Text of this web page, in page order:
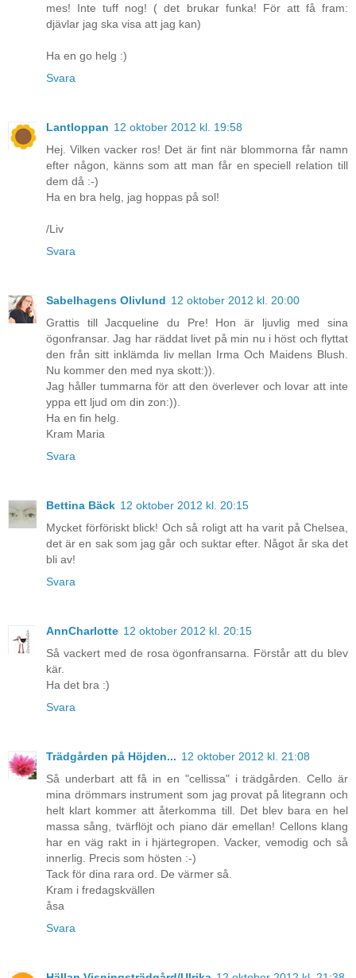
mes! Inte tuff nog! ( det brukar funka! För att få fram:
djävlar jag ska visa att jag kan)
Ha en go helg :)
Svara
Lantloppan 12 oktober 2012 kl. 19:58
Hej. Vilken vacker ros! Det är fint när blommorna får namn
efter någon, känns som att man får en speciell relation till
dem då :-)
Ha en bra helg, jag hoppas på sol!
/Liv
Svara
Sabelhagens Olivlund 12 oktober 2012 kl. 20:00
Grattis till Jacqueline du Pre! Hon är ljuvlig med sina
ögonfransar. Jag har räddat livet på min nu i höst och flyttat
den från sitt inklämda liv mellan Irma Och Maidens Blush.
Nu kommer den med nya skott:)).
Jag håller tummarna för att den överlever och lovar att inte
yppa ett ljud om din zon:)).
Ha en fin helg.
Kram Maria
Svara
Bettina Bäck 12 oktober 2012 kl. 20:15
Mycket förföriskt blick! Och så roligt att ha varit på Chelsea,
det är en sak som jag går och suktar efter. Något år ska det
bli av!
Svara
AnnCharlotte 12 oktober 2012 kl. 20:15
Så vackert med de rosa ögonfransarna. Förstår att du blev
kär.
Ha det bra :)
Svara
Trädgården på Höjden... 12 oktober 2012 kl. 21:08
Så underbart att få in en "cellissa" i trädgården. Cello är
mina drömmars instrument som jag provat på litegrann och
helt klart kommer att återkomma till. Det blev bara en hel
massa sång, tvärflöjt och piano där emellan! Cellons klang
har en väg rakt in i hjärtegropen. Vacker, vemodig och så
innerlig. Precis som hösten :-)
Tack för dina rara ord. De värmer så.
Kram i fredagskvällen
åsa
Svara